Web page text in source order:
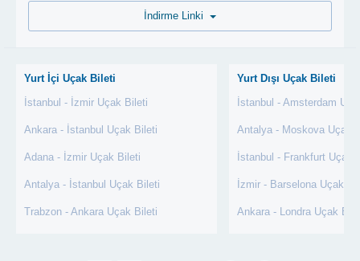
Yurt İçi Uçak Bileti
İstanbul - İzmir Uçak Bileti
Ankara - İstanbul Uçak Bileti
Adana - İzmir Uçak Bileti
Antalya - İstanbul Uçak Bileti
Trabzon - Ankara Uçak Bileti
Yurt Dışı Uçak Bileti
İstanbul - Amsterdam
Antalya - Moskova Uçak
İstanbul - Frankfurt Uçak
İzmir - Barselona Uçak
Ankara - Londra Uçak